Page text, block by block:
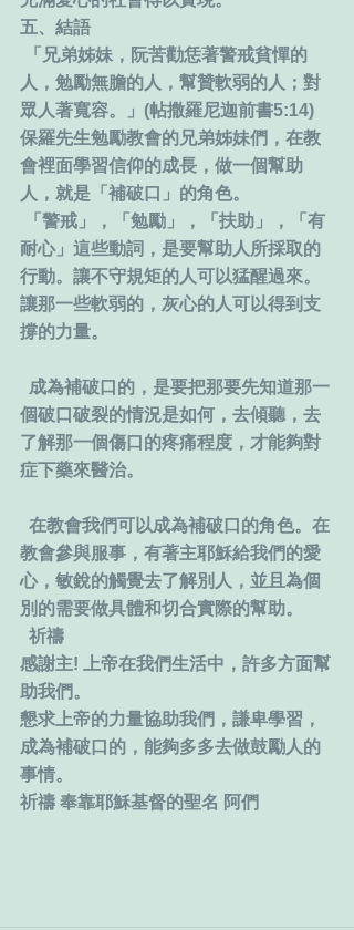
五、結語
「兄弟姊妹，阮苦勸恁著警戒貧憚的
人，勉勵無膽的人，幫贊軟弱的人；對
眾人著寬容。」(帖撒羅尼迦前書5:14)
保羅先生勉勵教會的兄弟姊妹們，在教
會裡面學習信仰的成長，做一個幫助
人，就是「補破口」的角色。
「警戒」，「勉勵」，「扶助」，「有
耐心」這些動詞，是要幫助人所採取的
行動。讓不守規矩的人可以猛醒過來。
讓那一些軟弱的，灰心的人可以得到支
撐的力量。
成為補破口的，是要把那要先知道那一
個破口破裂的情況是如何，去傾聽，去
了解那一個傷口的疼痛程度，才能夠對
症下藥來醫治。
在教會我們可以成為補破口的角色。在
教會參與服事，有著主耶穌給我們的愛
心，敏銳的觸覺去了解別人，並且為個
別的需要做具體和切合實際的幫助。
祈禱
感謝主! 上帝在我們生活中，許多方面幫
助我們。
懇求上帝的力量協助我們，謙卑學習，
成為補破口的，能夠多多去做鼓勵人的
事情。
祈禱 奉靠耶穌基督的聖名 阿們